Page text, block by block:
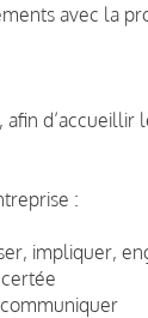
avec la
d’accueillir
:
impliquer,